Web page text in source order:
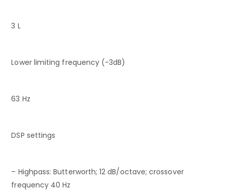
3 L
Lower limiting frequency (-3dB)
63 Hz
DSP settings
– Highpass: Butterworth; 12 dB/octave; crossover
frequency 40 Hz